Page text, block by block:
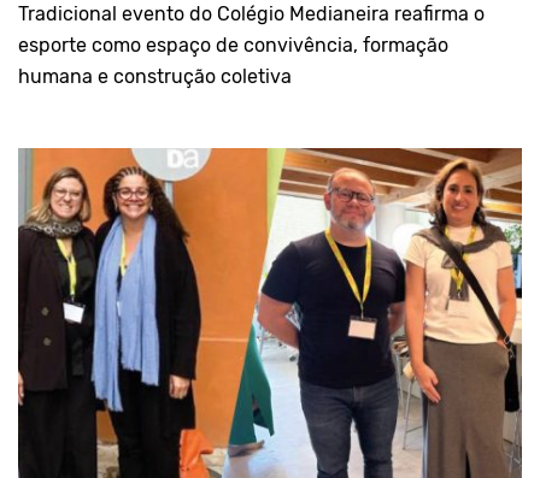
Tradicional evento do Colégio Medianeira reafirma o
esporte como espaço de convivência, formação
humana e construção coletiva